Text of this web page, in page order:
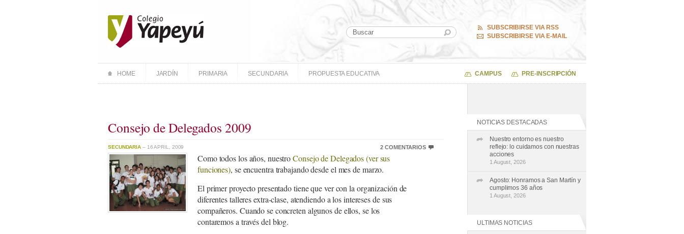
SUBSCRIBIRSE VIA RSS
SUBSCRIBIRSE VIA E-MAIL
HOME JARDÍN PRIMARIA SECUNDARIA PROPUESTA EDUCATIVA CAMPUS PRE-INSCRIPCIÓN
Consejo de Delegados 2009
SECUNDARIA – 16 APRIL, 2009 2 COMENTARIOS
Como todos los años, nuestroConsejo de Delegados (ver sus
funciones), se encuentra trabajando desde el mes de marzo.
El primer proyecto presentado tiene que ver con la organización de
diferentes talleres extra-clase, atendiendo a los intereses de sus
compañeros. Cuando se concreten algunos de ellos, se los
contaremos a través del blog.
NOTICIAS DESTACADAS
Nuestro entorno es nuestro
reflejo: lo cuidamos con nuestras
acciones
1 August, 2026
Agosto: Honramos a San Martín y
cumplimos 36 años
1 August, 2026
ULTIMAS NOTICIAS